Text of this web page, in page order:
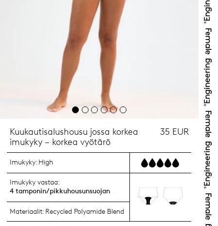
Kuukautisalushousu jossa korkea
imukyky – korkea vyötärö
35 EUR
Imukyky: High
Imukyky vastaa:
4 tamponin/pikkuhousunsuojan
Materiaalit: Recycled Polyamide Blend